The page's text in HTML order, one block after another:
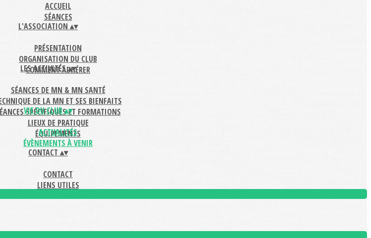
ACCUEIL
SÉANCES
L'ASSOCIATION▴▾
PRÉSENTATION
ORGANISATION DU CLUB
COMMENT ADHÉRER
LES ACTIVITÉS▴▾
SÉANCES DE MN & MN SANTÉ
DE LA MN ET SES BIENFAITS
SPÉCIFIQUES ET FORMATIONS
LIEUX DE PRATIQUE
ÉQUIPEMENTS
VIE DU CLUB▴▾
ACTUALITÉS
ÉVÈNEMENTS À VENIR
CONTACT ▴▾
CONTACT
LIENS UTILES